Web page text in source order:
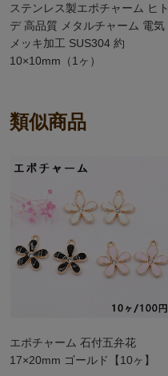
ステンレス製エポチャーム ヒト
デ 高品質 メタルチャーム 電気
メッキ加工 SUS304 約
10×10mm（1ヶ）
類似商品
エポチャーム 石付五弁花
17×20mm ゴールド【10ヶ】